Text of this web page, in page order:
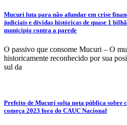
Mucuri luta para não afundar em crise
judiciais e dívidas históricas de quase 1
município contra a parede
O passivo que consome Mucuri – O
historicamente reconhecido por sua
sul da
Prefeito de Mucuri solta nota pública sobre
começa 2023 fora do CAUC Nacional